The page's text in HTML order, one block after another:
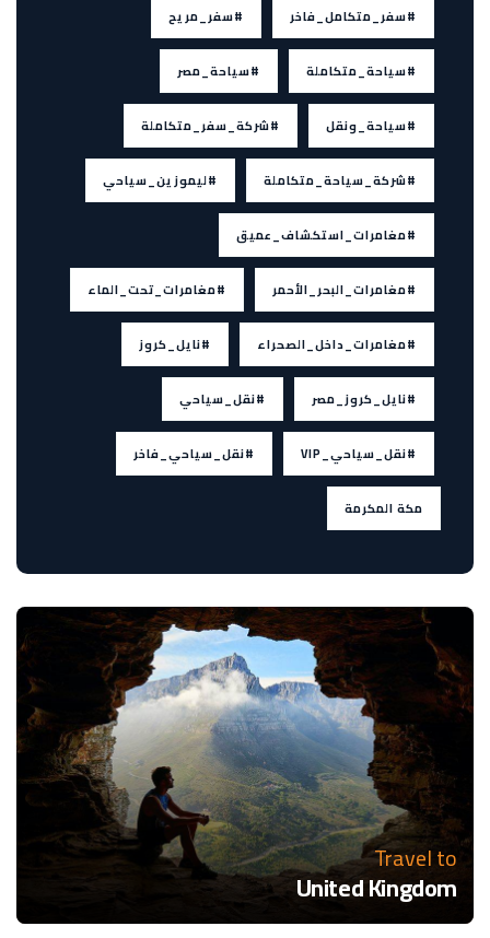
#سفر_متكامل_فاخر #سفر_مريح
#سياحة_متكاملة #سياحة_مصر
#سياحة_ونقل #شركة_سفر_متكاملة
#شركة_سياحة_متكاملة #ليموزين_سياحي
#مغامرات_استكشاف_عميق
#مغامرات_البحر_الأحمر #مغامرات_تحت_الماء
#مغامرات_داخل_الصحراء #نايل_كروز
#نايل_كروز_مصر #نقل_سياحي
#نقل_سياحي_VIP #نقل_سياحي_فاخر
مكة المكرمة
Travel to
United Kingdom